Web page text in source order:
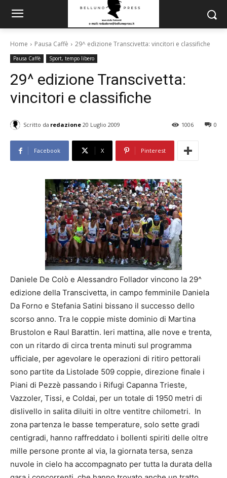
Home Pausa Caffè 29^ edizione Transcivetta: vincitori e classifiche
Pausa Caffè Sport, tempo libero
29^ edizione Transcivetta:
vincitori e classifiche
Scritto da redazione 20 Luglio 2009 0
1006
Facebook X Pinterest
Daniele De Colò e Alessandro Follador vincono la 29^
edizione della Transcivetta, in campo femminile Daniela
Da Forno e Stefania Satini bissano il successo dello
scorso anno. Tra le coppie miste dominio di Martina
Brustolon e Raul Barattin. Ieri mattina, alle nove e trenta,
con un ritardo di circa trenta minuti sul programma
ufficiale, per agevolare le operazioni di ritiro pettorali
sono partite da Listolade 509 coppie, direzione finale i
Piani di Pezzè passando i Rifugi Capanna Trieste,
Vazzoler, Tissi, e Coldai, per un totale di 1950 metri di
dislivello in salita diluiti in oltre ventitre chilometri. In
zona partenza le basse temperature, solo sette gradi
centigradi, hanno raffreddato i bollenti spiriti delle oltre
mille persone pronte al via, la giornata tersa, senza
nuvole in cielo ha accompagnato per tutta la durata della